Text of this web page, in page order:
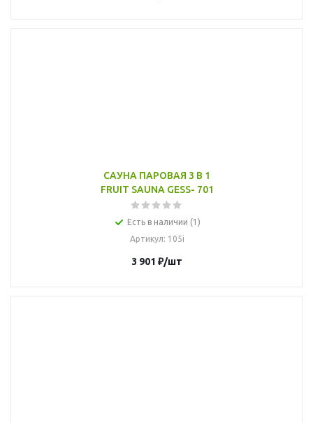
САУНА ПАРОВАЯ 3 В 1
FRUIT SAUNA GESS- 701
Есть в наличии (1)
Артикул: 105i
3 901 ₽/шт